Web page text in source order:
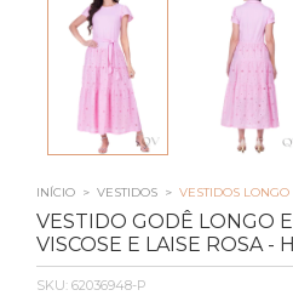
INÍCIO > VESTIDOS > VESTIDOS LONGO
VESTIDO GODÊ LONGO
VISCOSE E LAISE ROSA -
SKU: 62036948-P